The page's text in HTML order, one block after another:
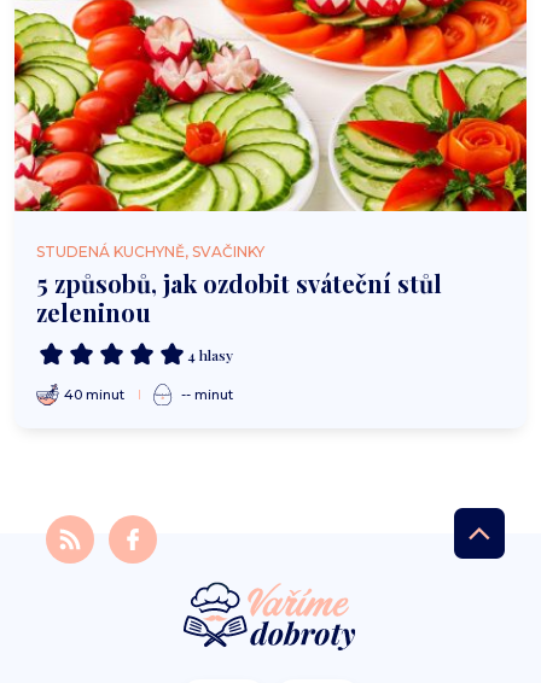
STUDENÁ KUCHYNĚ, SVAČINKY
5 způsobů, jak ozdobit sváteční stůl
zeleninou
4 hlasy
40 minut -- minut